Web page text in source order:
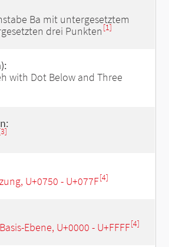
Ba mit untergesetztem
drei Punkten [1]
with Dot Below and Three
U+0750 - U+077F[4]
Ebene, U+0000 - U+FFFF[4]